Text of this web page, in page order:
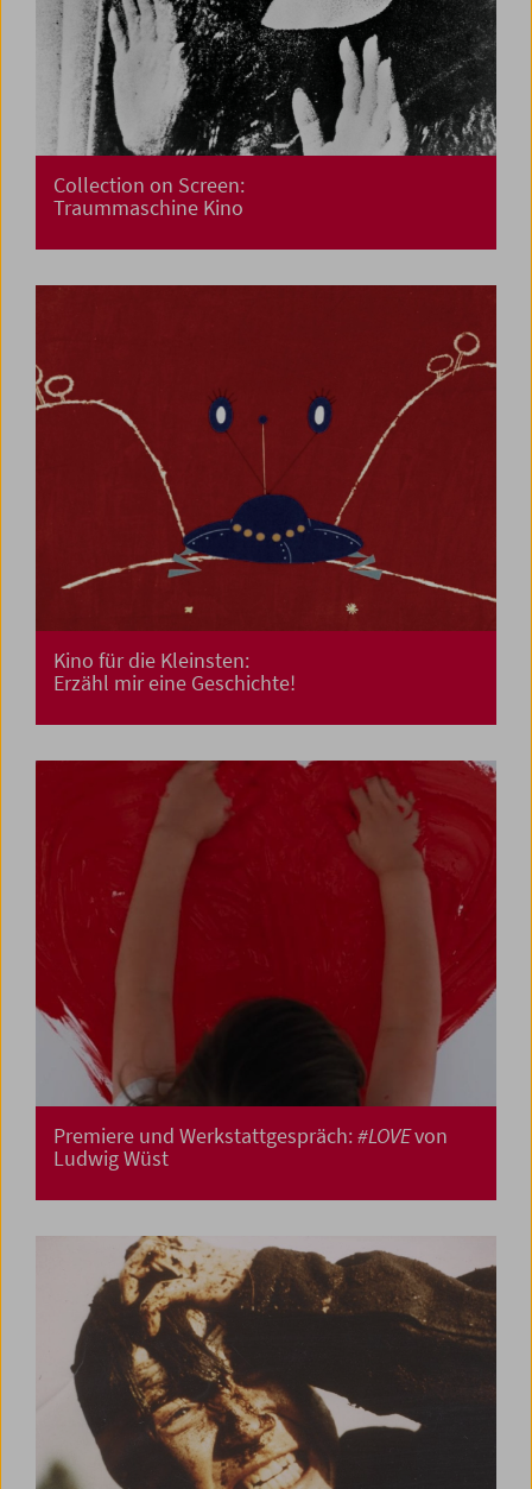
Collection on Screen:
Traummaschine Kino
Kino für die Kleinsten:
Erzähl mir eine Geschichte!
Premiere und Werkstattgespräch:#LOVEvon
Ludwig Wüst